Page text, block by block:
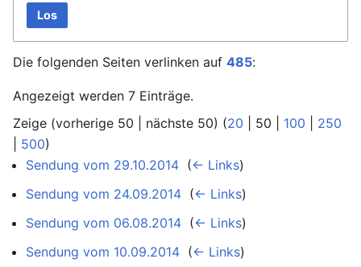
Los
Die folgenden Seiten verlinken auf 485:
Angezeigt werden 7 Einträge.
Zeige (vorherige 50 nächste 50) (20 50 100
250
500)
Sendung vom 29.10.2014 (← Links)
Sendung vom 24.09.2014 (← Links)
Sendung vom 06.08.2014 (← Links)
Sendung vom 10.09.2014 (← Links)